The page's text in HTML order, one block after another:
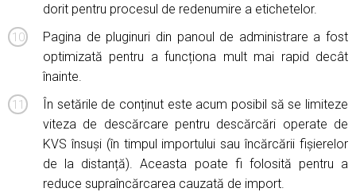
dorit pentru procesul de redenumire a etichetelor.
Pagina de pluginuri din panoul de administrare a fost
optimizată pentru a funcționa mult mai rapid decât
înainte.
În setările de conținut este acum posibil să se limiteze
viteza de descărcare pentru descărcări operate de
KVS însuși (în timpul importului sau încărcării fișierelor
de la distanță). Aceasta poate fi folosită pentru a
reduce supraîncărcarea cauzată de import.